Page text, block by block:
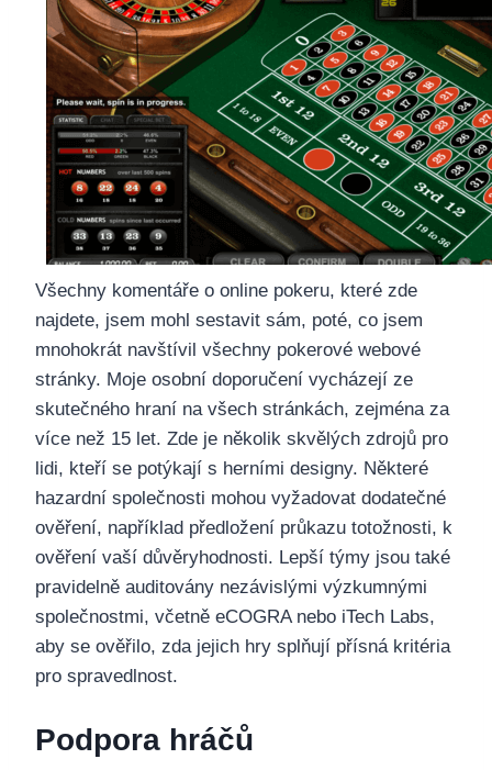
Všechny komentáře o online pokeru, které zde
najdete, jsem mohl sestavit sám, poté, co jsem
mnohokrát navštívil všechny pokerové webové
stránky. Moje osobní doporučení vycházejí ze
skutečného hraní na všech stránkách, zejména za
více než 15 let. Zde je několik skvělých zdrojů pro
lidi, kteří se potýkají s herními designy. Některé
hazardní společnosti mohou vyžadovat dodatečné
ověření, například předložení průkazu totožnosti, k
ověření vaší důvěryhodnosti. Lepší týmy jsou také
pravidelně auditovány nezávislými výzkumnými
společnostmi, včetně eCOGRA nebo iTech Labs,
aby se ověřilo, zda jejich hry splňují přísná kritéria
pro spravedlnost.
Podpora hráčů